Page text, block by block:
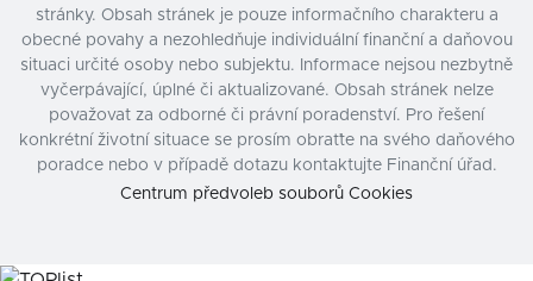
stránky. Obsah stránek je pouze informačního charakteru a
obecné povahy a nezohledňuje individuální finanční a daňovou
situaci určité osoby nebo subjektu. Informace nejsou nezbytně
vyčerpávající, úplné či aktualizované. Obsah stránek nelze
považovat za odborné či právní poradenství. Pro řešení
konkrétní životní situace se prosím obraťte na svého daňového
poradce nebo v případě dotazu kontaktujte Finanční úřad.
Centrum předvoleb souborů Cookies